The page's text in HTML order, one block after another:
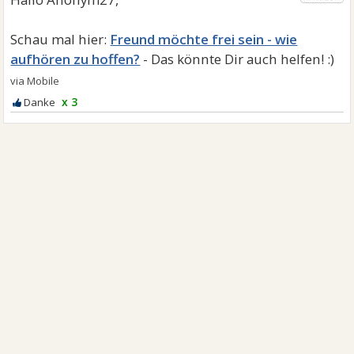
Freund möchte frei sein - wie
aufhören zu hoffen?
x 3